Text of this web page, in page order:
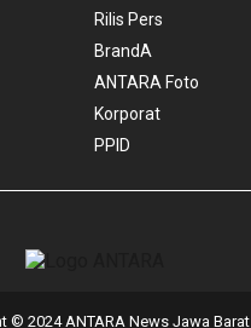
Rilis Pers
BrandA
ANTARA Foto
Korporat
PPID
© 2024 ANTARA News Jawa Barat